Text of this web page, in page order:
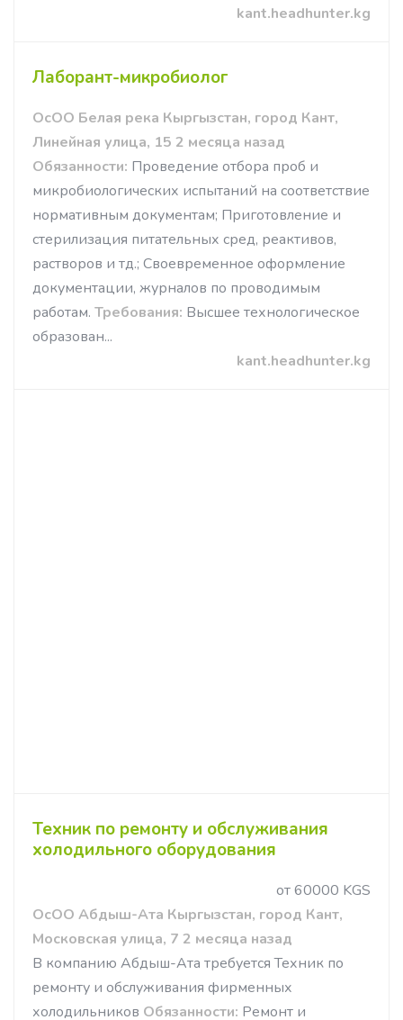
kant.headhunter.kg
Лаборант-микробиолог
ОсОО Белая река Кыргызстан, город Кант,
Линейная улица, 15 2 месяца назад
Обязанности: Проведение отбора проб и
микробиологических испытаний на соответствие
нормативным документам; Приготовление и
стерилизация питательных сред, реактивов,
растворов и тд.; Своевременное оформление
документации, журналов по проводимым
работам. Требования: Высшее технологическое
образован...
kant.headhunter.kg
Техник по ремонту и обслуживания
холодильного оборудования
от 60000 KGS
ОсОО Абдыш-Ата Кыргызстан, город Кант,
Московская улица, 7 2 месяца назад
В компанию Абдыш-Ата требуется Техник по
ремонту и обслуживания фирменных
холодильников Обязанности: Ремонт и